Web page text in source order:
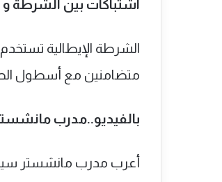
اشتباكات بين الشرطة و
الشرطة الإيطالية
متضامنين مع أسطول
بالفيديو..مدرب
أعرب مدرب مانشستر